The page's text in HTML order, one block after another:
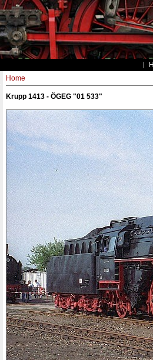
Home
Krupp 1413 - ÖGEG "01 533"